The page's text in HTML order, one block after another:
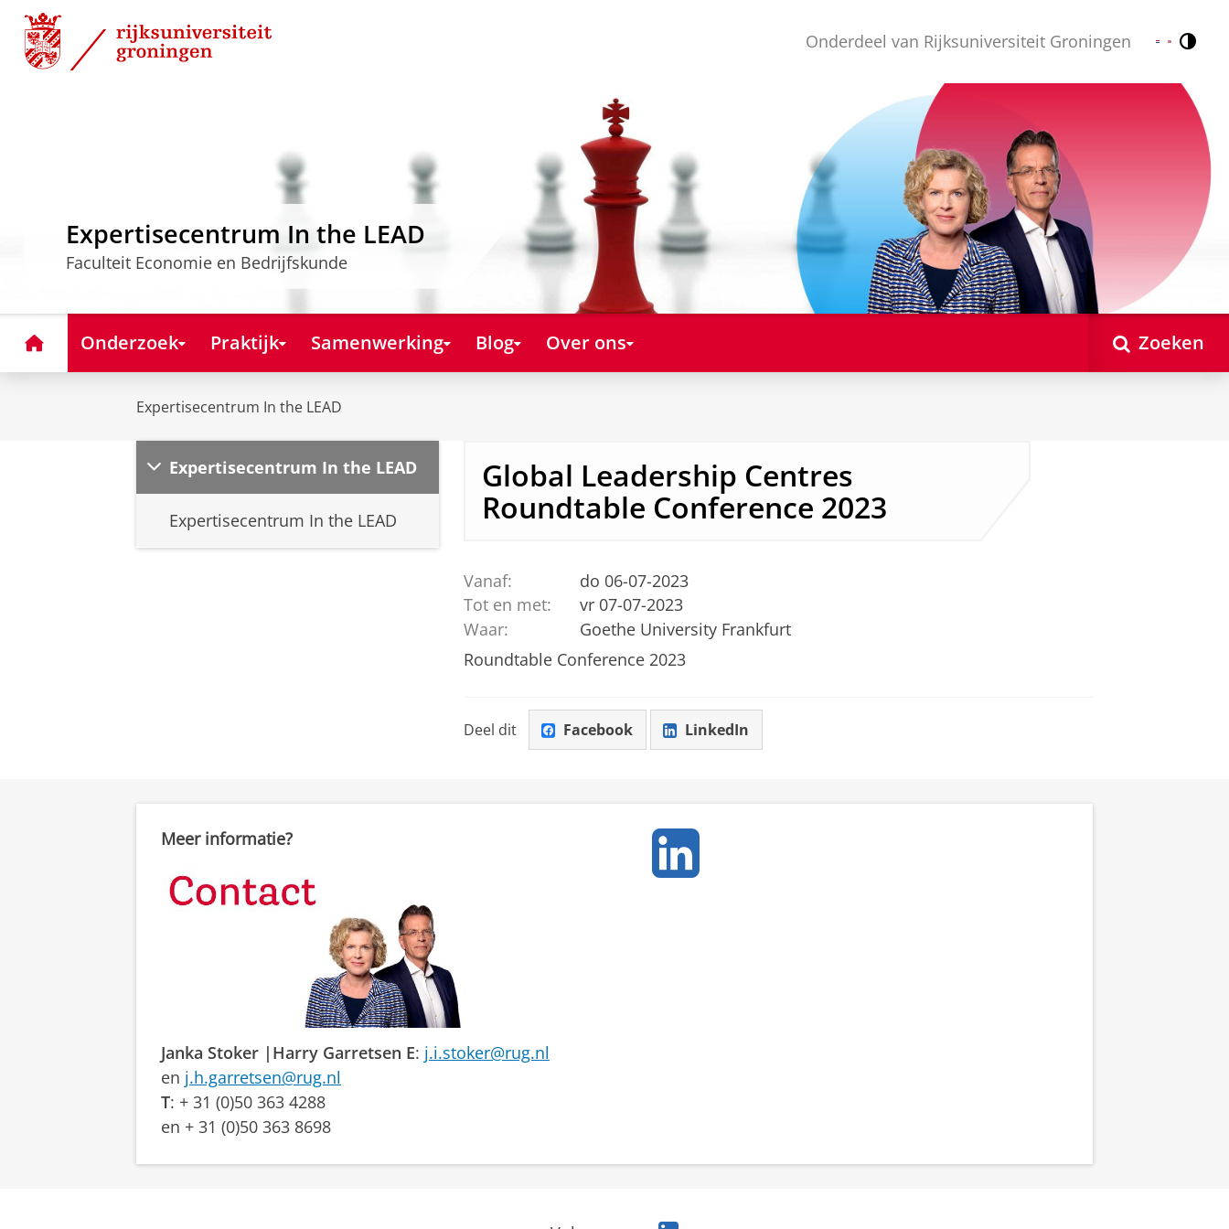
Skip
Content
Skip
Navigation
Onderdeel van Rijksuniversiteit Groningen Nederlands
English
Expertisecentrum In the LEAD
Faculteit Economie en Bedrijfskunde
HomeOnderzoek Praktijk Samenwerking Blog Over ons Zoeken
Expertisecentrum In the LEAD
Expertisecentrum In the LEAD
Expertisecentrum In the LEAD
Global Leadership Centres
Roundtable Conference 2023
Vanaf:
do 06-07-2023
Tot en met:
vr 07-07-2023
Waar:
Goethe University Frankfurt
Roundtable Conference 2023
Deel dit Facebook LinkedIn
Meer informatie?
Janka Stoker |Harry Garretsen E: j.i.stoker@rug.nl
en j.h.garretsen@rug.nl
T: + 31 (0)50 363 4288
en + 31 (0)50 363 8698